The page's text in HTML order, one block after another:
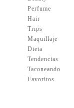
Perfume
Hair
Trips
Maquillaje
Dieta
Tendencias
Taconeando
Favoritos